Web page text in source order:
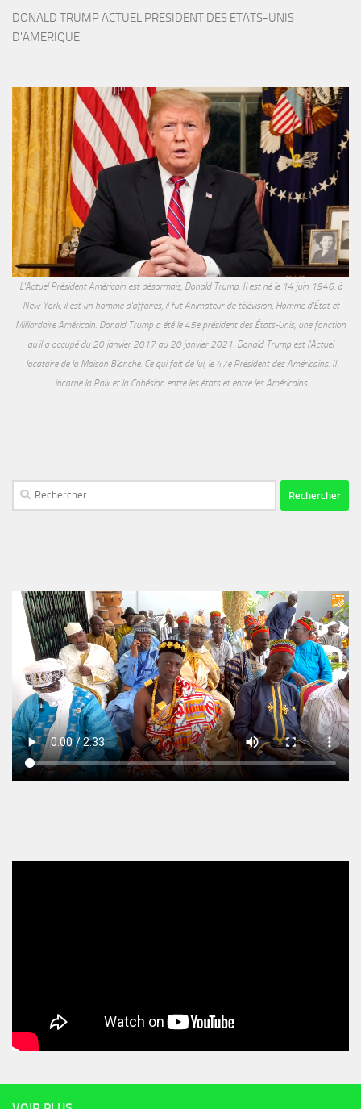
DONALD TRUMP ACTUEL PRESIDENT DES ETATS-UNIS
D'AMERIQUE
L'Actuel Président Américain est désormais, Donald Trump. Il est né le 14 juin 1946, à
New York, il est un homme d'affaires, il fut Animateur de télévision, Homme d'État et
Milliardaire Américain. Donald Trump a été le 45e président des États-Unis, une fonction
qu'il a occupé du 20 janvier 2017 au 20 janvier 2021. Donald Trump est l'Actuel
locataire de la Maison Blanche. Ce qui fait de lui, le 47e Président des Américains. Il
incarne la Paix et la Cohésion entre les états et entre les Américains
Rechercher :